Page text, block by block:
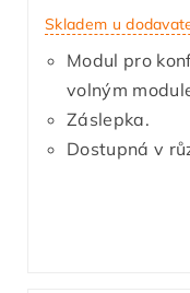
Skladem u
Modul pro
volným
Záslepka.
Dostupná v